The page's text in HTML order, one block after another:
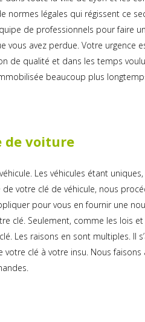
normes légales qui régissent ce
de professionnels pour faire
vous avez perdue. Votre
de qualité et dans les temps
beaucoup plus
de voiture
Les véhicules étant uniques,
votre clé de véhicule, nous
pour vous en fournir une
clé. Seulement, comme les lois et
Les raisons en sont multiples. Il
clé à votre insu. Nous faisons